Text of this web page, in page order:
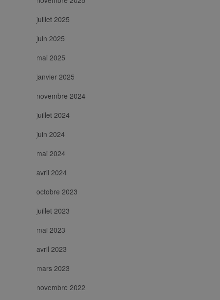
juillet 2025
juin 2025
mai 2025
janvier 2025
novembre 2024
juillet 2024
juin 2024
mai 2024
avril 2024
octobre 2023
juillet 2023
mai 2023
avril 2023
mars 2023
novembre 2022